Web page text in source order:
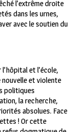
l’extrême droite
dans les urnes,
avec le soutien du
et l’école,
et violente
politiques
la recherche,
absolues. Face
! Or cette